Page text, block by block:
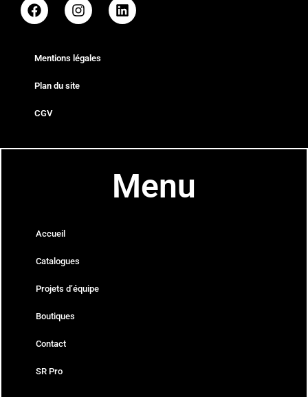
Mentions légales
Plan du site
CGV
Menu
Accueil
Catalogues
Projets d’équipe
Boutiques
Contact
SR Pro